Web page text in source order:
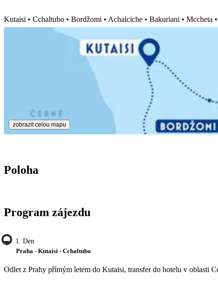
Kutaisi • Cchaltubo • Bordžomi • Achalciche • Bakuriani • Mccheta
zobrazit celou mapu
Poloha
Program zájezdu
1. Den
Praha - Kutaisi - Cchaltubo
Odlet z Prahy přímým letem do Kutaisi, transfer do hotelu v oblasti